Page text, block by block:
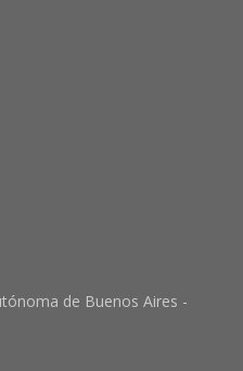
de Buenos Aires -